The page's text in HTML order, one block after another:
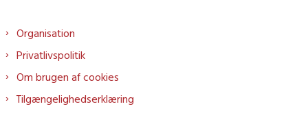
Organisation
Privatlivspolitik
Om brugen af cookies
Tilgængelighedserklæring